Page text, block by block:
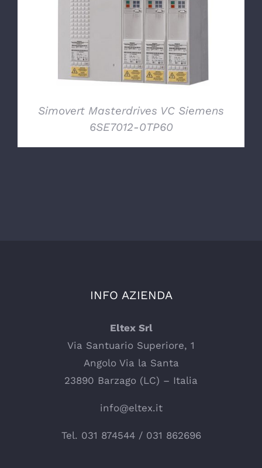
DETTAGLI
Simovert Masterdrives VC Siemens
6SE7012-0TP60
INFO AZIENDA
Eltex Srl
Via Santuario Superiore, 1
Angolo Via la Santa
23890 Barzago (LC) – Italia
info@eltex.it
Tel. 031 874544/ 031 862696